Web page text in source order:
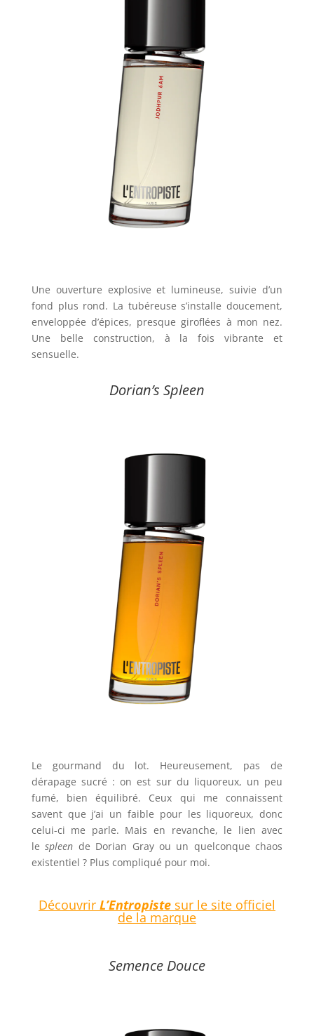
Une ouverture explosive et lumineuse, suivie d’un
fond plus rond. La tubéreuse s’installe doucement,
enveloppée d’épices, presque giroflées à mon nez.
Une belle construction, à la fois vibrante et
sensuelle.
Dorian’s Spleen
Le gourmand du lot. Heureusement, pas de
dérapage sucré : on est sur du liquoreux, un peu
fumé, bien équilibré. Ceux qui me connaissent
savent que j’ai un faible pour les liquoreux, donc
celui-ci me parle. Mais en revanche, le lien avec
lespleen de Dorian Gray ou un quelconque chaos
existentiel ? Plus compliqué pour moi.
Découvrir L’Entropistesur le site officiel
de la marque
Semence Douce